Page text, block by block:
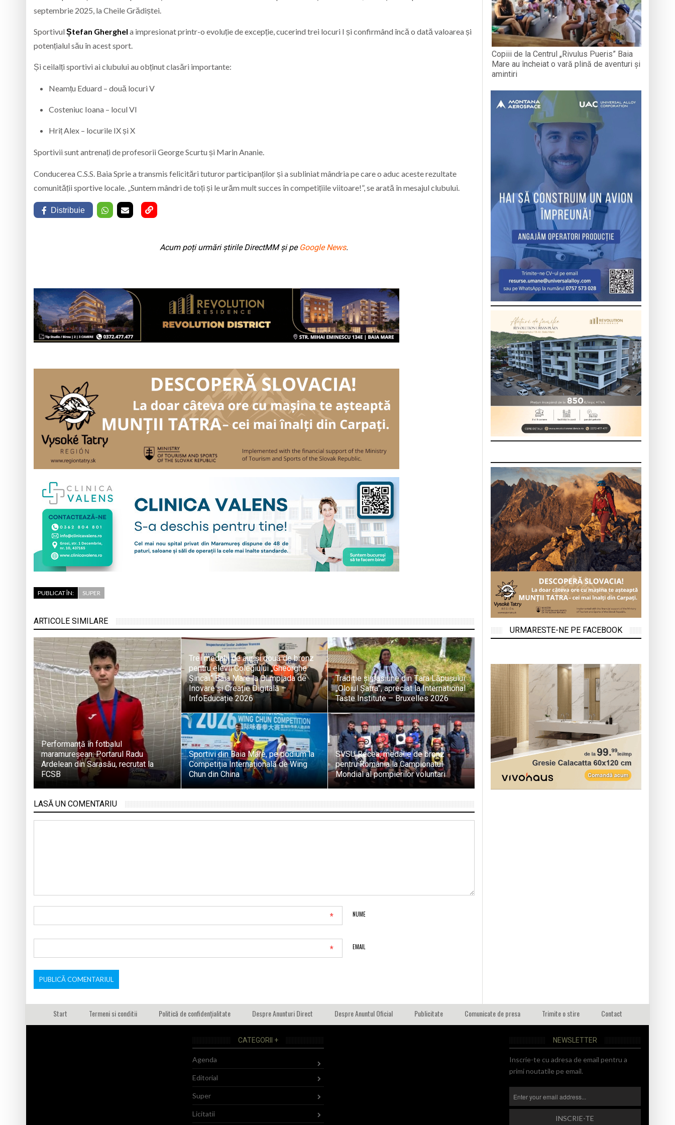
septembrie 2025, la Cheile Grădiștei.
SportivulȘtefan Gherghel a impresionat printr-o evoluție de excepție, cucerind trei locuri I și confirmând încă o dată valoarea și
potențialul său în acest sport.
Și ceilalți sportivi ai clubului au obținut clasări importante:
Neamțu Eduard – două locuri V
Costeniuc Ioana – locul VI
Hriț Alex – locurile IX și X
Sportivii sunt antrenați de profesorii George Scurtu și Marin Ananie.
Conducerea C.S.S. Baia Sprie a transmis felicitări tuturor participanților și a subliniat mândria pe care o aduc aceste rezultate
comunității sportive locale. „Suntem mândri de toți și le urăm mult succes în competițiile viitoare!”, se arată în mesajul clubului.
Distribuie
Acum poți urmări știrile DirectMM și pe Google News.
PUBLICAT ÎN: SUPER
ARTICOLE SIMILARE
Performanță în fotbalul
maramureșean: Portarul Radu
Ardelean din Sarasău, recrutat la
FCSB
Trei medalii de aur și două de bronz
pentru elevii Colegiului „Gheorghe
Șincai” Baia Mare la Olimpiada de
Inovare și Creație Digitală –
InfoEducație 2026
Tradiție și pasiune din Țara Lăpușului:
„Oloiul Șatra”, apreciat la International
Taste Institute – Bruxelles 2026
Sportivi din Baia Mare, pe podium la
Competiția Internațională de Wing
Chun din China
SVSU Recea, medalie de bronz
pentru România la Campionatul
Mondial al pompierilor voluntari
LASĂ UN COMENTARIU
NUME
*
EMAIL
*
Copiii de la Centrul „Rivulus Pueris” Baia
Mare au încheiat o vară plină de aventuri și
amintiri
URMARESTE-NE PE FACEBOOK
Start Termeni si conditii Politică de confidențialitate Despre Anunturi Direct Despre Anuntul Oficial Publicitate Comunicate de presa Trimite o stire Contact
CATEGORII +
Agenda
Editorial
Super
Licitatii
NEWSLETTER
Inscrie-te cu adresa de email pentru a
primi noutatile pe email.